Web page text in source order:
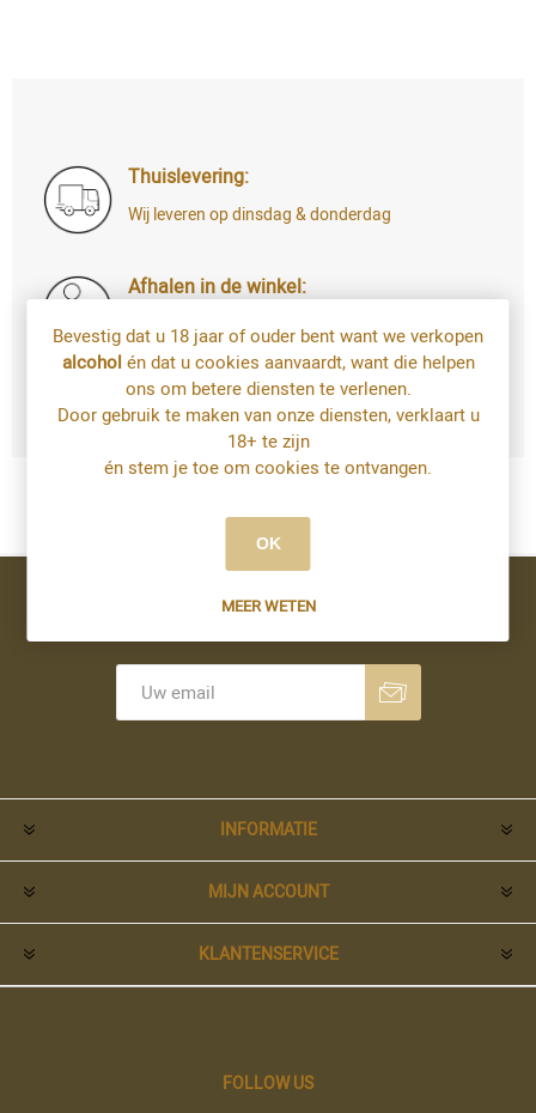
Thuislevering:
Wij leveren op dinsdag & donderdag
Afhalen in de winkel:
Di t.e.m. Za: uw bestelling staat 4u later al
voor u klaar
Bestellingen op zondag en maandag kan u
vanaf dinsdag afhalen
Nieuwsbrief
INFORMATIE
MIJN ACCOUNT
KLANTENSERVICE
FOLLOW US
Bevestig dat u 18 jaar of ouder bent want we verkopen
alcoholén dat u cookies aanvaardt, want die helpen
ons om betere diensten te verlenen.
Door gebruik te maken van onze diensten, verklaart u
18+ te zijn
én stem je toe om cookies te ontvangen.
OK
MEER WETEN